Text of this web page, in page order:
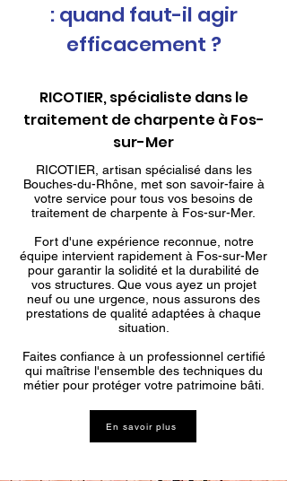
: quand faut-il agir
efficacement ?
RICOTIER, spécialiste dans le
traitement de charpente à Fos-
sur-Mer
RICOTIER, artisan spécialisé dans les
Bouches-du-Rhône, met son savoir-faire à
votre service pour tous vos besoins de
traitement de charpente à Fos-sur-Mer.
Fort d'une expérience reconnue, notre
équipe intervient rapidement à Fos-sur-Mer
pour garantir la solidité et la durabilité de
vos structures. Que vous ayez un projet
neuf ou une urgence, nous assurons des
prestations de qualité adaptées à chaque
situation.
Faites confiance à un professionnel certifié
qui maîtrise l'ensemble des techniques du
métier pour protéger votre patrimoine bâti.
En savoir plus